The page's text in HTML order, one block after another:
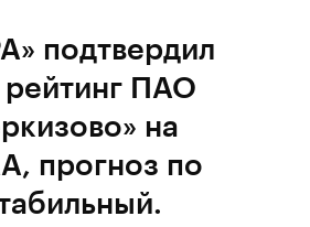
подтвердил
ПАО
на
прогноз по